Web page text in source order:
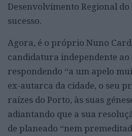
Desenvolvimento Regional do
sucesso.
Agora, é o próprio Nuno
candidatura independente
respondendo “a um apelo
ex-autarca da cidade, o seu
raízes do Porto, às suas
adiantando que a sua
de planeado “nem